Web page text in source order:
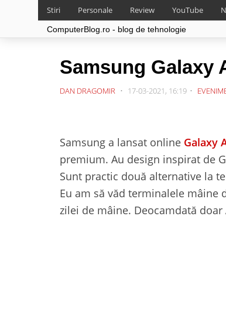
Stiri Personale Review YouTube
ComputerBlog.ro - blog de tehnologie
Samsung Galaxy
DAN DRAGOMIR 17-03-2021, 16:19
Samsung a lansat online Galaxy
premium. Au design inspirat de
Sunt practic două alternative la
Eu am să văd terminalele
zilei de mâine. Deocamdată doar